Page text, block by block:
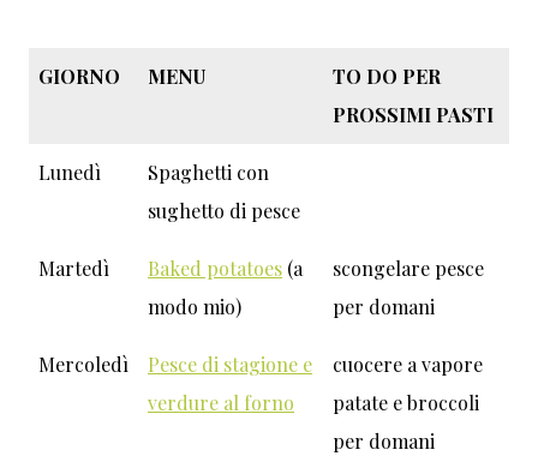
GIORNO MENU
TO DO PER
PROSSIMI PASTI
Lunedì
Spaghetti con
sughetto di pesce
Martedì Baked potatoes (a
modo mio)
scongelare pesce
per domani
Mercoledì
Pesce di stagione e
verdure al forno
cuocere a vapore
patate e broccoli
per domani